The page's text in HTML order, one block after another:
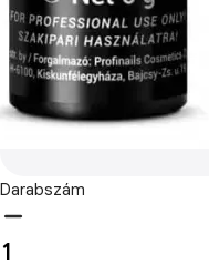
Darabszám